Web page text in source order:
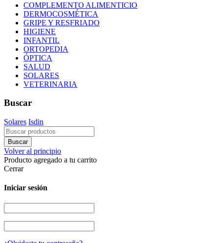
COMPLEMENTO ALIMENTICIO
DERMOCOSMÉTICA
GRIPE Y RESFRIADO
HIGIENE
INFANTIL
ORTOPEDIA
ÓPTICA
SALUD
SOLARES
VETERINARIA
Buscar
Solares Isdin
Volver al principio
Producto agregado a tu carrito
Cerrar
Iniciar sesión